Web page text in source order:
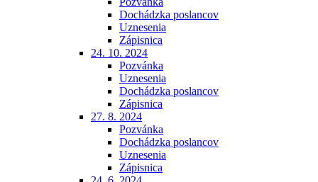
Dochádzka poslancov
Uznesenia
Zápisnica
24. 10. 2024
Pozvánka
Uznesenia
Dochádzka poslancov
Zápisnica
27. 8. 2024
Pozvánka
Dochádzka poslancov
Uznesenia
Zápisnica